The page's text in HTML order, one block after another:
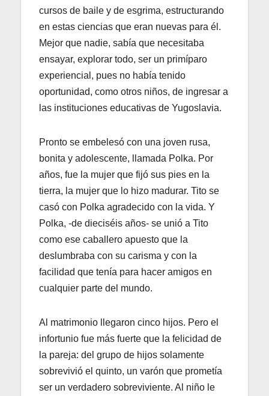
cursos de baile y de esgrima, estructurando
en estas ciencias que eran nuevas para él.
Mejor que nadie, sabía que necesitaba
ensayar, explorar todo, ser un primíparo
experiencial, pues no había tenido
oportunidad, como otros niños, de ingresar a
las instituciones educativas de Yugoslavia.
Pronto se embelesó con una joven rusa,
bonita y adolescente, llamada Polka. Por
años, fue la mujer que fijó sus pies en la
tierra, la mujer que lo hizo madurar. Tito se
casó con Polka agradecido con la vida. Y
Polka, -de dieciséis años- se unió a Tito
como ese caballero apuesto que la
deslumbraba con su carisma y con la
facilidad que tenía para hacer amigos en
cualquier parte del mundo.
Al matrimonio llegaron cinco hijos. Pero el
infortunio fue más fuerte que la felicidad de
la pareja: del grupo de hijos solamente
sobrevivió el quinto, un varón que prometía
ser un verdadero sobreviviente. Al niño le